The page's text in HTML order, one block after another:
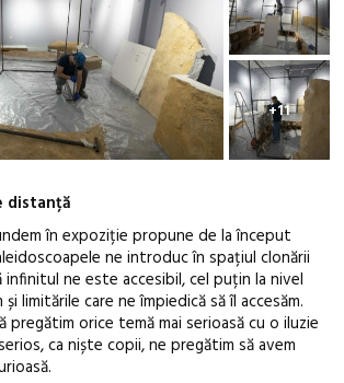
+11
distanță
în expoziție propune de la început
ne introduc în spațiul clonării
infinitul ne este accesibil, cel puțin la nivel
limitările care ne împiedică să îl accesăm.
pregătim orice temă mai serioasă cu o iluzie
ca niște copii, ne pregătim să avem